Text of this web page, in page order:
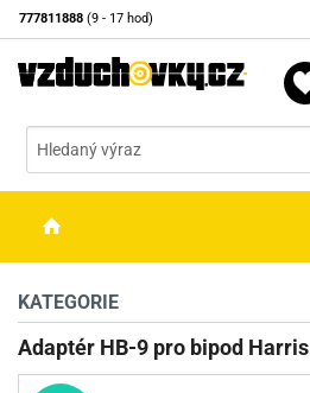
777811888 (9 - 17 hod)
OPTIKA
STŘELIVO
KATEGORIE
Adaptér HB-9 pro bipod Harris